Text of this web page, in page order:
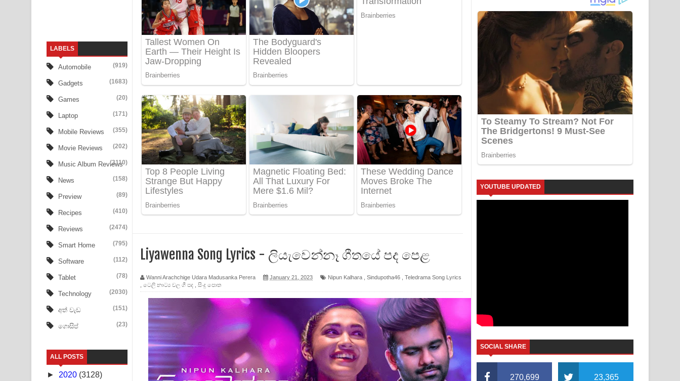
Tharu Yaye Dilena Song Lyrics - තරු යායේ දිලෙනා ගීතයේ පද පෙළ
Ow Man Sosa Song Lyrics - ඔව් මං සෝසා ගීතයේ පද පෙළ
Heavy Weight Song Lyrics
Aye Lanweela Song Lyrics - ආයේ ලංවීලා ගීතයේ පද පෙළ
Ala purannata Song Lyrics - ආල පුරන්නට ගීතයේ පද පෙළ
FEVER DREAM Lyrics - Alex Warren
BTS : Hooligan Lyrics
Apa Hamuwee Song Lyrics - අප හමුවී ගීතයේ පද පෙළ
PATHINIYE Song Lyrics - පතිනියනේ ගීතයේ පද පෙළ
Sandak Awith Song Lyrics - සඳක් ඇවිත් ගීතයේ පද පෙළ
Swetha Sande Song Lyrics - ශ්වේත සඳේ ගීතයේ පද පෙළ
Ma Igili Giya Lyrics - මා ඉගිලී ගියා ගීතයේ පද පෙළ
Ras Balan Song Lyrics - රැස් බලන් ගීතයේ පද පෙළ
Hoda sihiyen Song Lyrics - හොද සිහියෙන් ගීතයේ පද පෙළ
Awanken Song Lyrics - අවංකෙන් ගීතයේ පද පෙළ
Pa Sina Song Lyrics - පෑ සිනා ගීතයේ පද පෙළ
LABELS
Automobile (919)
Gadgets (1683)
Games (20)
Laptop (171)
Mobile Reviews (355)
Movie Reviews (202)
Music Album Reviews
(3110)
News (158)
Preview (89)
Recipes (410)
Reviews (2474)
Smart Home (795)
Software (112)
Tablet (78)
Technology (2030)
අත් වැඩ (151)
ගොසිප් (23)
ALL POSTS
► 2020 (3128)
Liyawenna Song Lyrics - ලියැවෙන්නෑ ගීතයේ පද පෙළ
Wanni Arachchige Udara Madusanka Perera January 21, 2023 Nipun Kalhara Sindupotha46
Teledrama Song Lyrics
ටෙලි නාට්‍ය වල ගී පද සිංදු පොත
YOUTUBE UPDATED
SOCIAL SHARE
270,699 23,365